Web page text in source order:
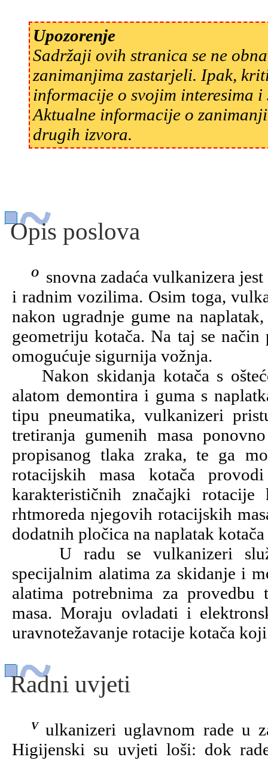
Upozorenje
Sadržaji ovih stranica se ne
zanimanjima zastarjeli. Ipak,
informacije o svojim interesima
Aktualne informacije o
drugih izvora.
Opis poslova
Osnovna zadaća vulkanizera jest popravak pneumatika na osobnim, teretnim
i radnim vozilima. Osim toga,
nakon ugradnje gume na
geometriju kotača. Na taj se
omogućuje sigurnija vožnja.
Nakon skidanja kotača s
alatom demontira i guma s
tipu pneumatika, vulkanizeri
tretiranja gumenih masa
propisanog tlaka zraka, te ga
rotacijskih masa kotača
karakterističnih značajki
rhtmoreda njegovih rotacijskih
dodatnih pločica na naplatak
U radu se vulkanizeri služe
specijalnim alatima za skidanje i
alatima potrebnima za provedbu
masa. Moraju ovladati i
uravnotežavanje rotacije kotača
Radni uvjeti
Vulkanizeri uglavnom rade u zatvorenim ili polu-zatvorenim prostorima.
Higijenski su uvjeti loši: dok